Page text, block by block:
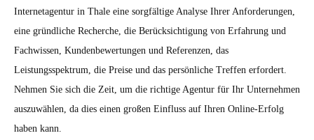
Internetagentur in Thale eine sorgfältige Analyse Ihrer Anforderungen,
eine gründliche Recherche, die Berücksichtigung von Erfahrung und
Fachwissen, Kundenbewertungen und Referenzen, das
Leistungsspektrum, die Preise und das persönliche Treffen erfordert.
Nehmen Sie sich die Zeit, um die richtige Agentur für Ihr Unternehmen
auszuwählen, da dies einen großen Einfluss auf Ihren Online-Erfolg
haben kann.